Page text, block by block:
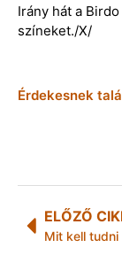
Irány hát a
színeket./X/
Érdekesnek
ELŐZŐ